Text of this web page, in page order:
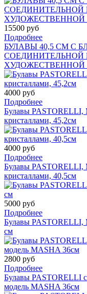
15500 руб
Подробнее
БУЛАВЫ 40,5 СМ С
СОЕДИНИТЕЛЬНОЙ
4000 руб
Подробнее
Булавы PASTORELLI,
кристаллами, 45,2cм
4000 руб
Подробнее
Булавы PASTORELLI,
кристаллами, 40,5cм
5000 руб
Подробнее
Булавы PASTORELLI,
см
2800 руб
Подробнее
Булавы PASTORELLI
модель MASHA 36см